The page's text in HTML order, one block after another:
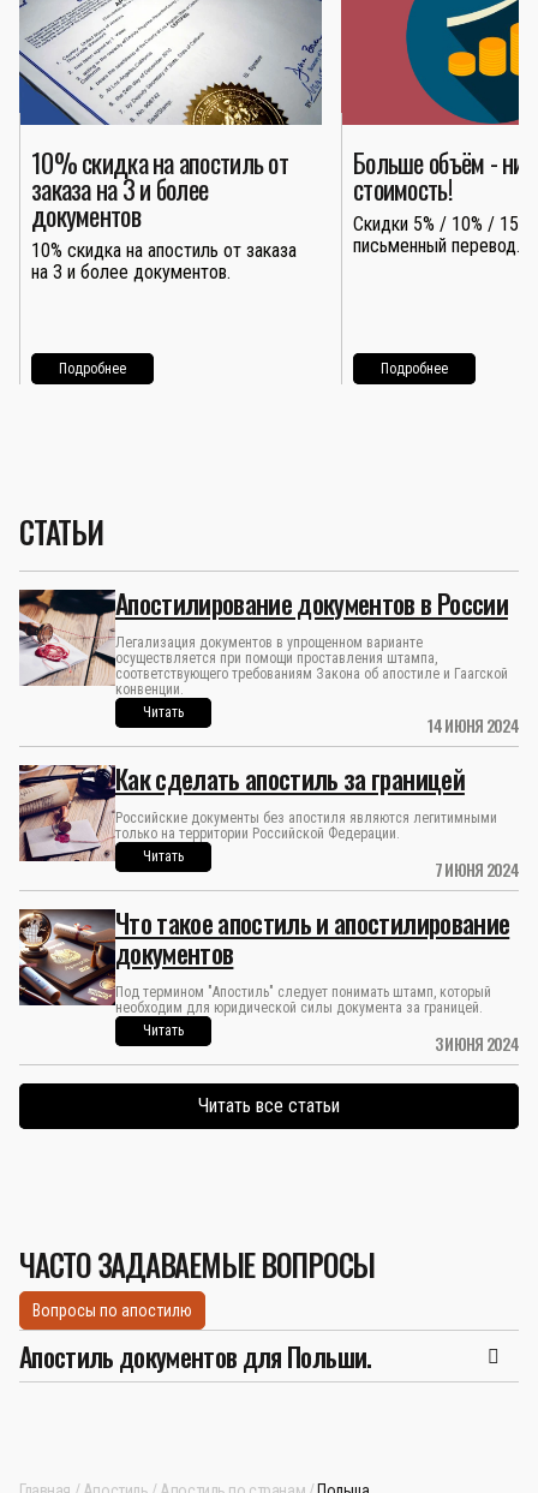
10% скидка на апостиль от
заказа на 3 и более
документов
10% скидка на апостиль от заказа
на 3 и более документов.
Подробнее
Больше объём -
стоимость!
Скидки 5% / 10% / 15%
письменный перевод.
Подробнее
СТАТЬИ
14 ИЮНЯ 2024
Апостилирование документов в России
Легализация документов в упрощенном варианте
осуществляется при помощи проставления штампа,
соответствующего требованиям Закона об апостиле и Гаагской
конвенции.
Читать
7 ИЮНЯ 2024
Как сделать апостиль за границей
Российские документы без апостиля являются легитимными
только на территории Российской Федерации.
Читать
3 ИЮНЯ 2024
Что такое апостиль и апостилирование
документов
Под термином "Апостиль" следует понимать штамп, который
необходим для юридической силы документа за границей.
Читать
Читать все статьи
ЧАСТО ЗАДАВАЕМЫЕ ВОПРОСЫ
Вопросы по апостилю
Апостиль документов для Польши.